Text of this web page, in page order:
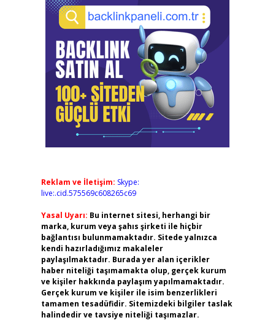
Reklam ve İletişim: Skype:
live:.cid.575569c608265c69
Yasal Uyarı: Bu internet sitesi, herhangi bir
marka, kurum veya şahıs şirketi ile hiçbir
bağlantısı bulunmamaktadır. Sitede yalnızca
kendi hazırladığımız makaleler
paylaşılmaktadır. Burada yer alan içerikler
haber niteliği taşımamakta olup, gerçek kurum
ve kişiler hakkında paylaşım yapılmamaktadır.
Gerçek kurum ve kişiler ile isim benzerlikleri
tamamen tesadüfidir. Sitemizdeki bilgiler taslak
halindedir ve tavsiye niteliği taşımazlar.